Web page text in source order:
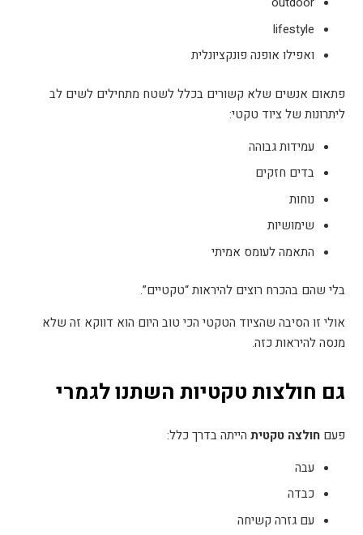
lifestyle
ואפילו אופנה פונקציונלית
פתאום אנשים שלא קשורים בכלל לשטח מתחילים לשים לב
ליתרונות של ציוד טקטי:
עמידות גבוהה
בדים חזקים
נוחות
שימושיות
התאמה לעומס אמיתי
בלי שהם בהכרח רוצים להיראות “טקטיים”.
אולי זו הסיבה שהציוד הטקטי הכי טוב היום הוא דווקא זה שלא
מנסה להיראות כזה.
גם חולצות טקטיות השתנו לגמרי
פעםחולצה טקטית הייתה בדרך כלל:
עבה
כבדה
עם גזרה קשיחה